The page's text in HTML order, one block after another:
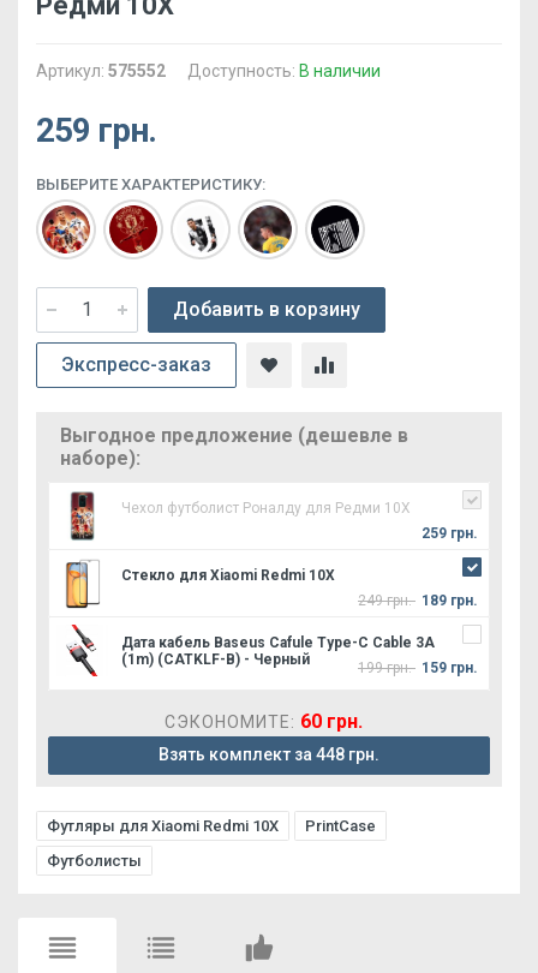
Артикул: 575552 Доступность: В наличии
259 грн.
ВЫБЕРИТЕ ХАРАКТЕРИСТИКУ:
Добавить в корзину
Экспресс-заказ
Выгодное предложение (дешевле в
наборе):
Чехол футболист Роналду для Редми 10Х
259 грн.
Стекло для Xiaomi Redmi 10X
249 грн. 189 грн.
Дата кабель Baseus Cafule Type-C Cable 3A
(1m) (CATKLF-B) - Черный
199 грн. 159 грн.
СЭКОНОМИТЕ: 60 грн.
Взять комплект за 448 грн.
Футляры для Xiaomi Redmi 10X
PrintCase
Футболисты